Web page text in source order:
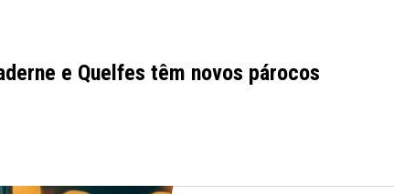
e Quelfes têm novos párocos